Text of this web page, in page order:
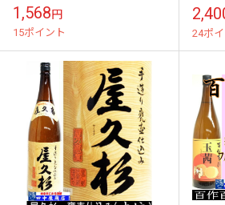
1,568円
15ポイント 24ポ